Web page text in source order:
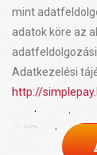
mint
adatok köre az
Adatkezelési
http://